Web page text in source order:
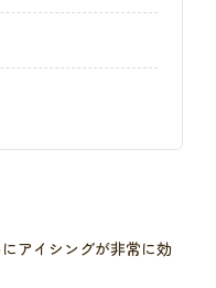
アイシングが非常に効